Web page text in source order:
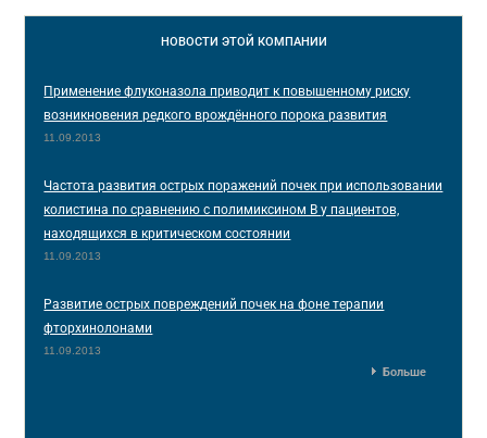
НОВОСТИ ЭТОЙ КОМПАНИИ
Применение флуконазола приводит к повышенному риску
возникновения редкого врождённого порока развития
11.09.2013
Частота развития острых поражений почек при использовании
колистина по сравнению с полимиксином В у пациентов,
находящихся в критическом состоянии
11.09.2013
Развитие острых повреждений почек на фоне терапии
фторхинолонами
11.09.2013
Больше